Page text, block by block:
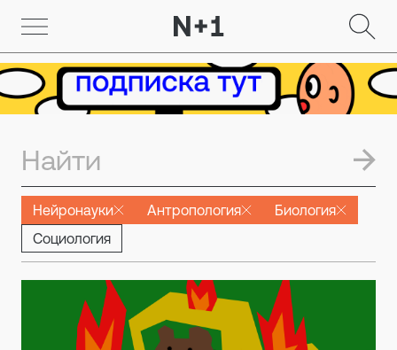
Нейронауки Антропология
Биология
Социология